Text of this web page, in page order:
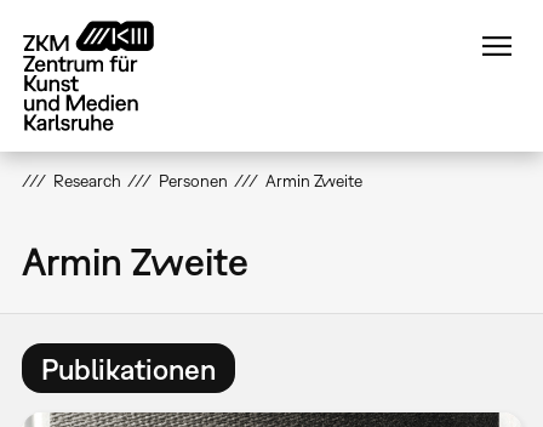
zum
Inhalt
Research Personen Armin Zweite
Armin Zweite
Publikationen